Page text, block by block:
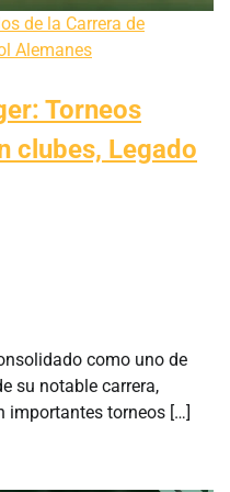
de la Carrera de
Alemanes
Torneos
clubes, Legado
como uno de
su notable carrera,
importantes torneos […]